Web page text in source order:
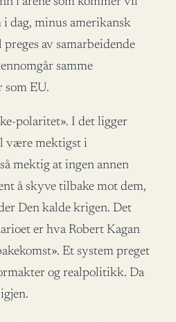
dag, minus amerikansk
av samarbeidende
samme
som EU.
polaritet». I det ligger
være mektigst i
mektig at ingen annen
å skyve tilbake mot dem,
Den kalde krigen. Det
er hva Robert Kagan
Et system preget
og realpolitikk. Da